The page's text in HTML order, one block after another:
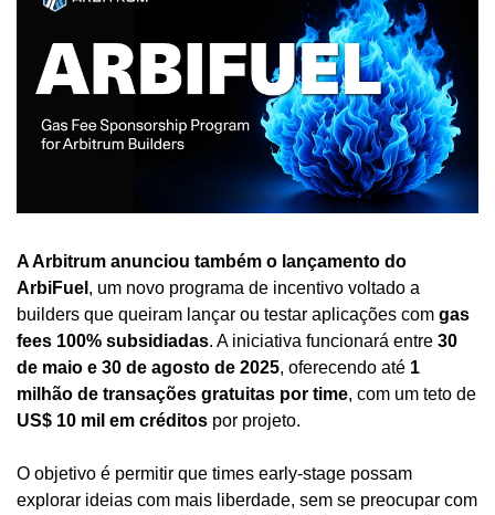
A Arbitrum anunciou também o lançamento do
ArbiFuel , um novo programa de incentivo voltado a
builders que queiram lançar ou testar aplicações com gas
fees 100% subsidiadas. A iniciativa funcionará entre 30
de maio e 30 de agosto de 2025, oferecendo até 1
milhão de transações gratuitas por time
US$ 10 mil em créditos por projeto.
O objetivo é permitir que times early-stage possam
explorar ideias com mais liberdade, sem se preocupar com